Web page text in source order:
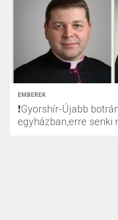
EMBEREK
❗Gyorshír-Újabb
egyházban,erre senki